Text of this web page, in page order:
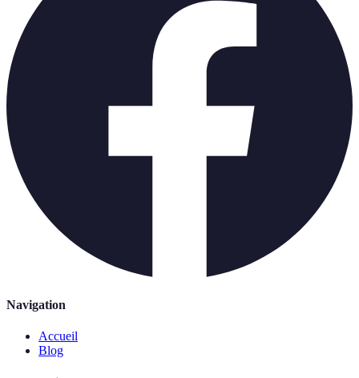
Navigation
Accueil
Blog